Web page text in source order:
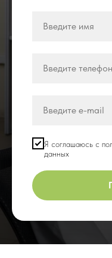
Я соглашаюсь с
данных